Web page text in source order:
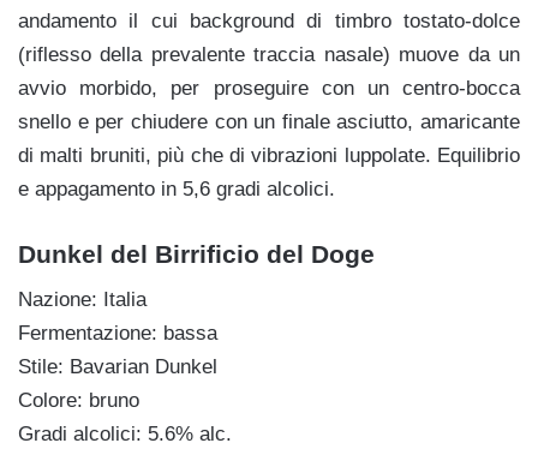
andamento il cui background di timbro tostato-dolce
(riflesso della prevalente traccia nasale) muove da un
avvio morbido, per proseguire con un centro-bocca
snello e per chiudere con un finale asciutto, amaricante
di malti bruniti, più che di vibrazioni luppolate. Equilibrio
e appagamento in 5,6 gradi alcolici.
Dunkel del Birrificio del Doge
Nazione: Italia
Fermentazione: bassa
Stile: Bavarian Dunkel
Colore: bruno
Gradi alcolici: 5.6% alc.